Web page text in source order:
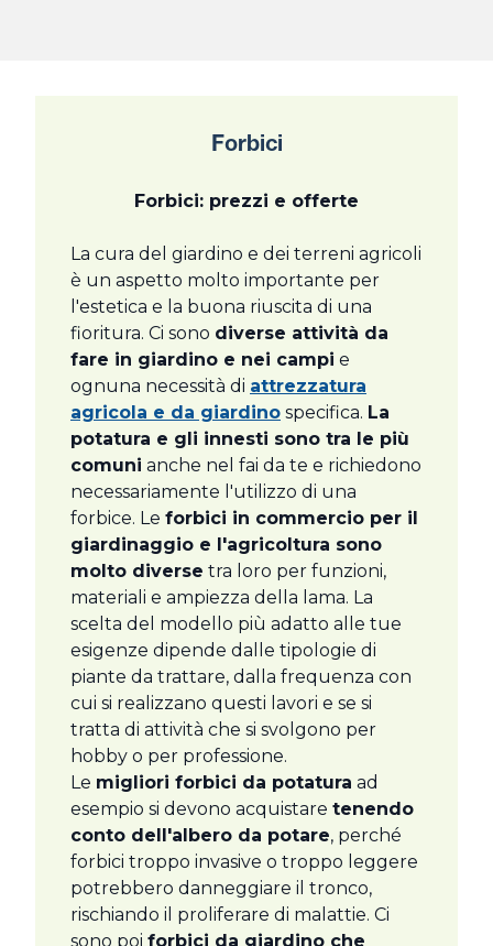
Forbici
Forbici: prezzi e offerte
La cura del giardino e dei terreni agricoli
è un aspetto molto importante per
l'estetica e la buona riuscita di una
fioritura. Ci sono diverse attività da
fare in giardino e nei campi e
ognuna necessità di attrezzatura
agricola e da giardino specifica. La
potatura e gli innesti sono tra le più
comuni anche nel fai da te e richiedono
necessariamente l'utilizzo di una
forbice. Le forbici in commercio per il
giardinaggio e l'agricoltura sono
molto diverse tra loro per funzioni,
materiali e ampiezza della lama. La
scelta del modello più adatto alle tue
esigenze dipende dalle tipologie di
piante da trattare, dalla frequenza con
cui si realizzano questi lavori e se si
tratta di attività che si svolgono per
hobby o per professione.
Le migliori forbici da potatura ad
esempio si devono acquistare tenendo
conto dell'albero da potare, perché
forbici troppo invasive o troppo leggere
potrebbero danneggiare il tronco,
rischiando il proliferare di malattie. Ci
sono poi forbici da giardino che